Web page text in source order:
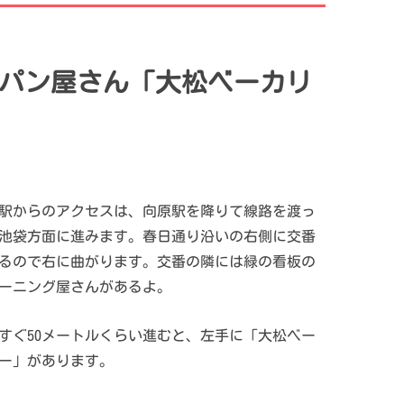
ン屋さん「大松ベーカリ
からのアクセスは、向原駅を降りて線路を渡っ
袋方面に進みます。春日通り沿いの右側に交番
ので右に曲がります。交番の隣には緑の看板の
ニング屋さんがあるよ。
ぐ50メートルくらい進むと、左手に「大松ベー
」があります。